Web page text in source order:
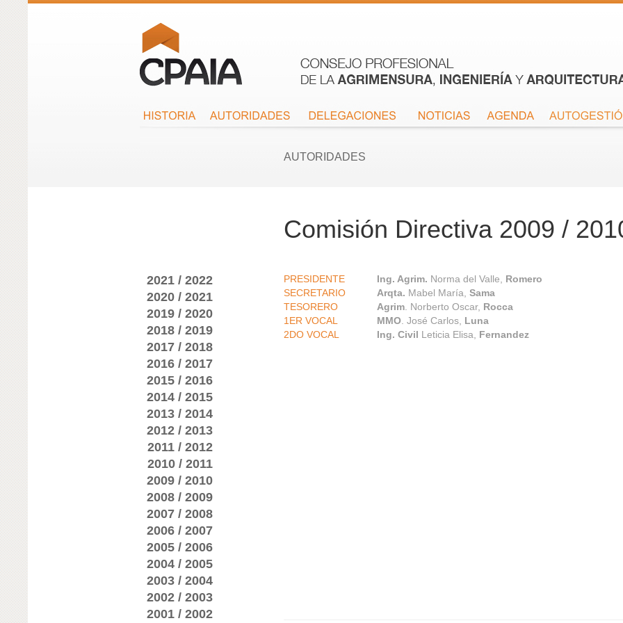
AUTORIDADES
Comisión Directiva 2009 /
2021 / 2022
2020 / 2021
2019 / 2020
2018 / 2019
2017 / 2018
2016 / 2017
2015 / 2016
2014 / 2015
2013 / 2014
2012 / 2013
2011 / 2012
2010 / 2011
2009 / 2010
2008 / 2009
2007 / 2008
2006 / 2007
2005 / 2006
2004 / 2005
2003 / 2004
2002 / 2003
2001 / 2002
PRESIDENTE
SECRETARIO
TESORERO
1ER VOCAL
2DO VOCAL
Ing. Agrim. Norma del Valle, Romero
Arqta. Mabel María, Sama
Agrim . Norberto Oscar, Rocca
MMO . José Carlos, Luna
Ing. Civil Leticia Elisa, Fernandez